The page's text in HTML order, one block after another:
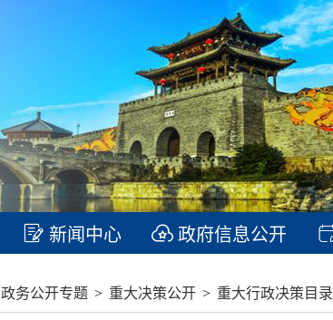
新闻中心 政府信息公开
政务公开专题 > 重大决策公开 > 重大行政决策目录